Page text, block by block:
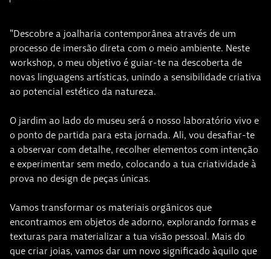
"Descobre a joalharia contemporânea através de um
processo de imersão direta com o meio ambiente. Neste
workshop, o meu objetivo é guiar-te na descoberta de
novas linguagens artísticas, unindo a sensibilidade criativa
ao potencial estético da natureza.
​O jardim ao lado do museu será o nosso laboratório vivo e
o ponto de partida para esta jornada. Ali, vou desafiar-te
a observar com detalhe, recolher elementos com intenção
e experimentar sem medo, colocando a tua criatividade à
prova no design de peças únicas.
​Vamos transformar os materiais orgânicos que
encontramos em objetos de adorno, explorando formas e
texturas para materializar a tua visão pessoal. Mais do
que criar joias, vamos dar um novo significado àquilo que